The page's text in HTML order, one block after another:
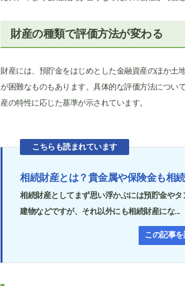
財産の種類で評価方法が変わる
財産には、預貯金をはじめとした金融資産のほか土
が困難なものもあります。具体的な評価方法につい
産の特性に応じた基準が示されています。
こちらも読まれています
相続財産とは？貴金属や保険金も相
相続財産としてまず思い浮かぶには預貯金や
建物などですが、それ以外にも相続財産にな...
この記事